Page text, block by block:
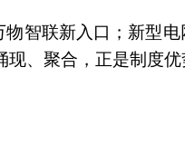
智联新入口；新型
、聚合，正是制度优